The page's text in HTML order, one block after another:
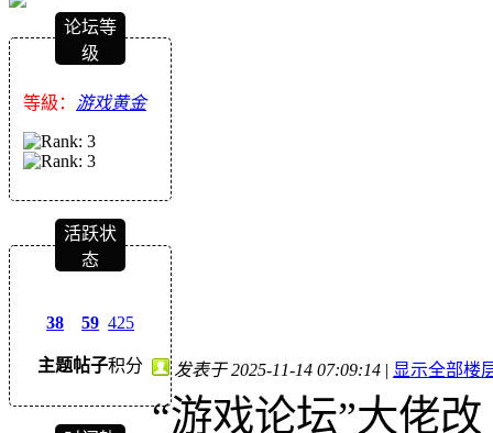
论坛等
级
等級： 游戏黄金
活跃状
态
38
主题
59
帖子
425
积分 发表于 2025-11-14 07:09:14 | 显示全部楼
“游戏论坛”大佬